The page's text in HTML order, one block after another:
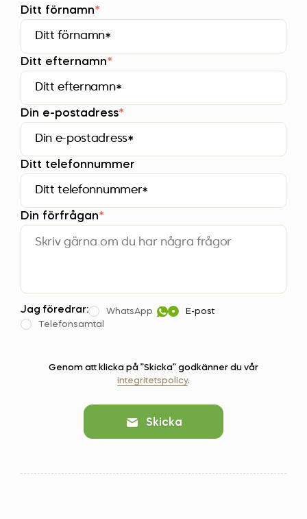
Ditt förnamn*
Ditt efternamn*
Din e-postadress*
Ditt telefonnummer
Din förfrågan*
Jag föredrar: WhatsApp
E-post
Telefonsamtal
Genom att klicka på ”Skicka” godkänner du vår
integritetspolicy.
Skicka